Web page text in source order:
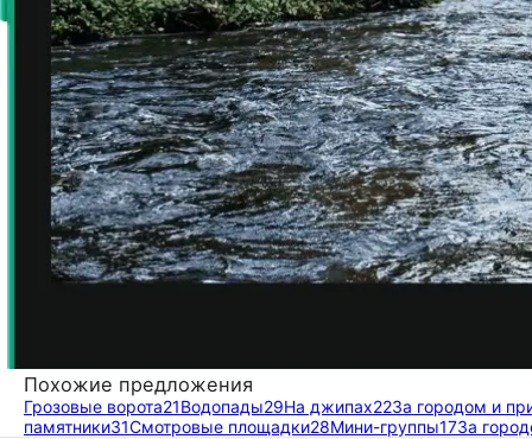
Похожие предложения
Грозовые ворота21Водопады29На джипах22За городом и
памятники31Смотровые площадки28Мини-группы17За